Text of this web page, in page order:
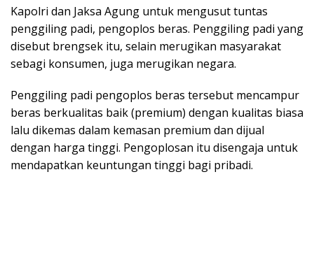
Kapolri dan Jaksa Agung untuk mengusut tuntas
penggiling padi, pengoplos beras. Penggiling padi yang
disebut brengsek itu, selain merugikan masyarakat
sebagi konsumen, juga merugikan negara.
Penggiling padi pengoplos beras tersebut mencampur
beras berkualitas baik (premium) dengan kualitas biasa
lalu dikemas dalam kemasan premium dan dijual
dengan harga tinggi. Pengoplosan itu disengaja untuk
mendapatkan keuntungan tinggi bagi pribadi.